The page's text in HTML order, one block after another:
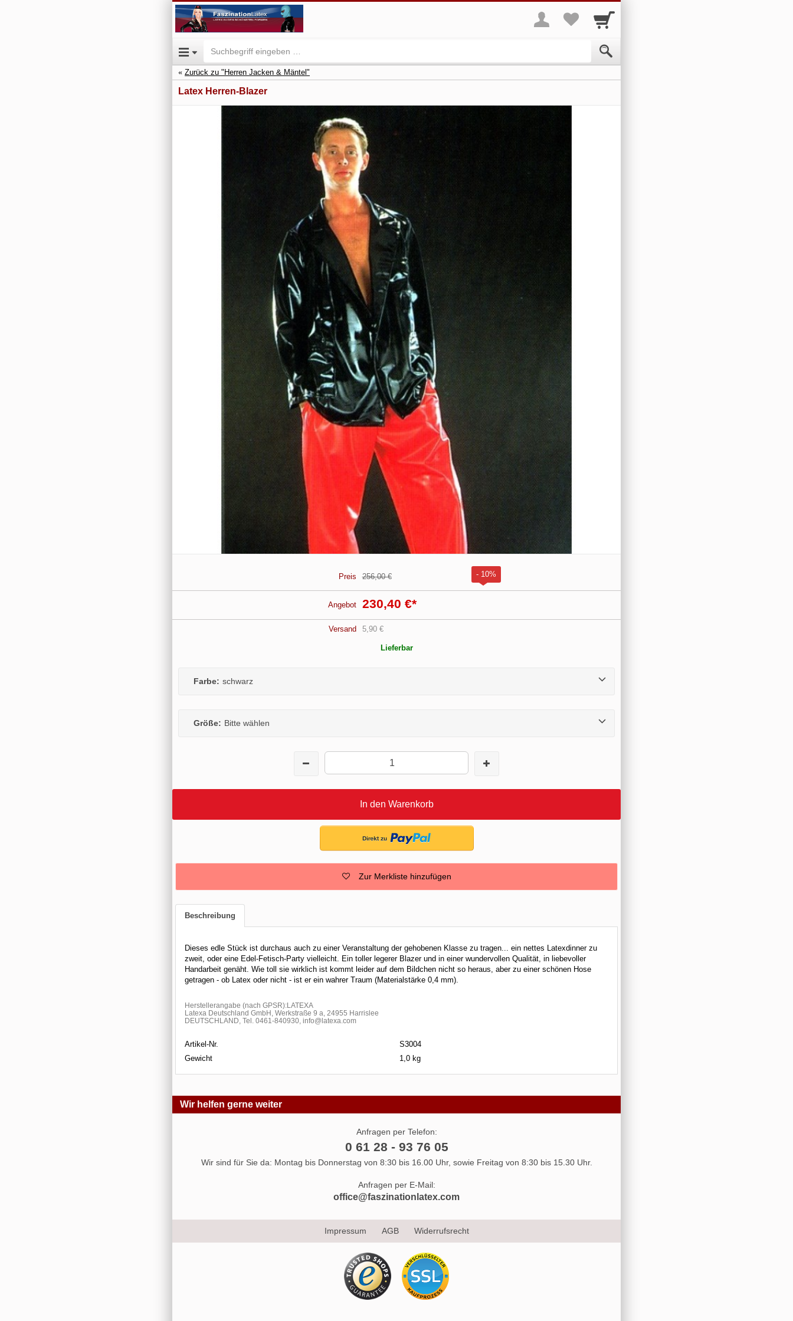
Zurück zu "Herren Jacken & Mäntel"
Latex Herren-Blazer
Preis 256,00 € - 10%
Angebot 230,40 €*
Versand 5,90 €
Lieferbar
Farbe: schwarz
Größe: Bitte wählen
In den Warenkorb
Zur Merkliste hinzufügen
Beschreibung
Dieses edle Stück ist durchaus auch zu einer Veranstaltung der gehobenen Klasse zu tragen... ein nettes Latexdinner zu
zweit, oder eine Edel-Fetisch-Party vielleicht. Ein toller legerer Blazer und in einer wundervollen Qualität, in liebevoller
Handarbeit genäht. Wie toll sie wirklich ist kommt leider auf dem Bildchen nicht so heraus, aber zu einer schönen Hose
getragen - ob Latex oder nicht - ist er ein wahrer Traum (Materialstärke 0,4 mm).
Herstellerangabe (nach GPSR):LATEXA
Latexa Deutschland GmbH, Werkstraße 9 a, 24955 Harrislee
DEUTSCHLAND, Tel. 0461-840930, info@latexa.com
Artikel-Nr.
S3004
Gewicht
1,0 kg
Wir helfen gerne weiter
Anfragen per Telefon:
0 61 28 - 93 76 05
Wir sind für Sie da: Montag bis Donnerstag von 8:30 bis 16.00 Uhr, sowie Freitag von 8:30 bis 15.30 Uhr.
Anfragen per E-Mail:
office@faszinationlatex.com
Impressum AGB Widerrufsrecht